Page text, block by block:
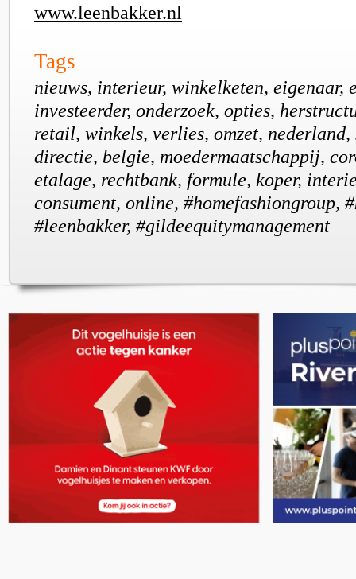
www.leenbakker.nl
Tags
nieuws, interieur, winkelketen, eigenaar,
investeerder, onderzoek, opties,
retail, winkels, verlies, omzet,
directie, belgie, moedermaatschappij,
etalage, rechtbank, formule, koper,
consument, online, #homefashiongroup,
#leenbakker, #gildeequitymanagement